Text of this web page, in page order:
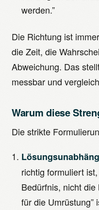
werden.”
Die Richtung ist
die Zeit, die
Abweichung. Das
messbar und
Warum diese
Die strikte
richtig formuliert
Bedürfnis, nicht die
für die Umrüstung”